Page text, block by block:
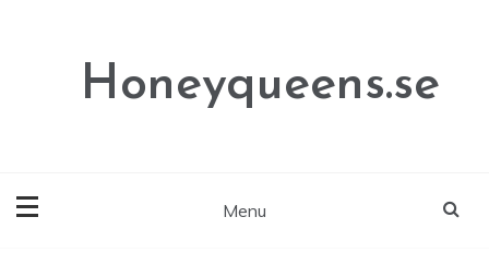
Honeyqueens.se
Menu